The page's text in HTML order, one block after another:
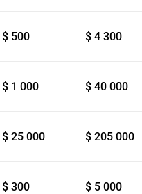
$ 500 $ 4 300
$ 1 000 $ 40 000
$ 25 000 $ 205 000
$ 300 $ 5 000